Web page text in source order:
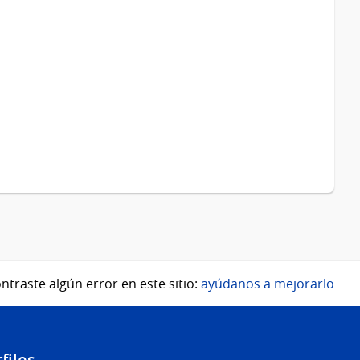
algún error en este sitio: ayúdanos a mejorarlo